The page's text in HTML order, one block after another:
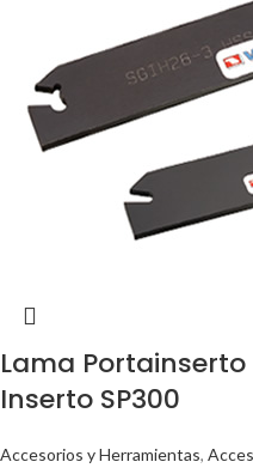
Lama
Inserto SP300
Accesorios y Herramientas,